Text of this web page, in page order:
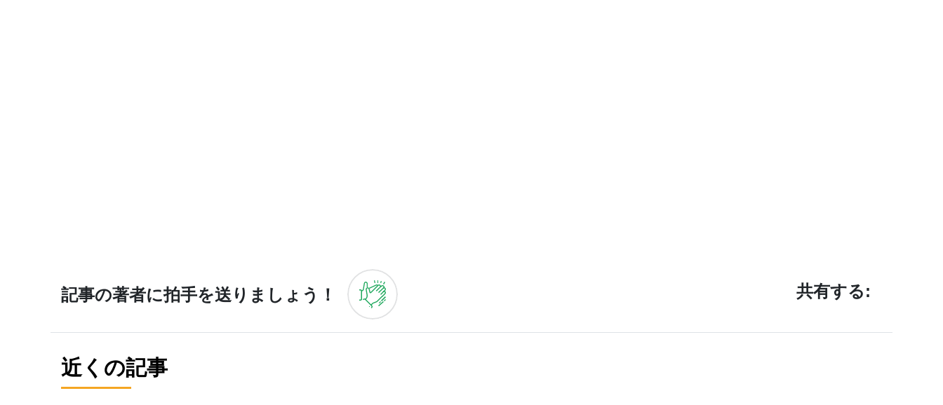
記事の著者に拍手を送りましょう！ 共有する:
近くの記事